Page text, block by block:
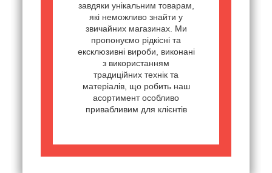
завдяки унікальним товарам,
які неможливо знайти у
звичайних магазинах. Ми
пропонуємо рідкісні та
ексклюзивні вироби, виконані
з використанням
традиційних технік та
матеріалів, що робить наш
асортимент особливо
привабливим для клієнтів